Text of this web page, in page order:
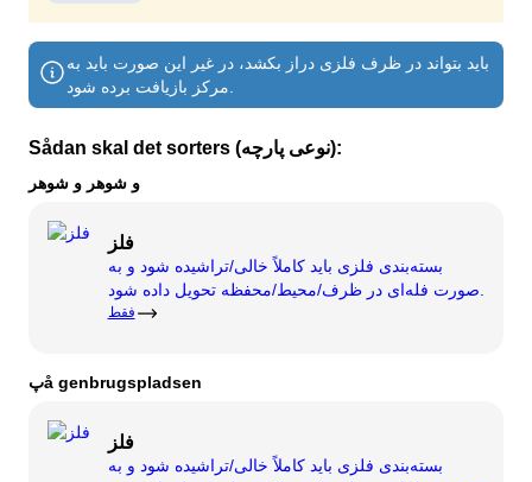
کمپوست
تخریب و نوسازی
درباره
ساعات کار
تعرفه زباله (خصوصی)
پیوند به مقررات زمین BRK
راهنمایی AT
سلف سرویس
با ما تماس بگیرید
شرکت BOFA
باید بتواند در ظرف فلزی دراز بکشد، در غیر این صورت باید به
Sådan skal det sorters (نوعی پارچه):
و شوهر و شوهر
فلز
بسته‌بندی فلزی باید کاملاً خالی/تراشیده شود و به
فقط
پå genbrugspladsen
فلز
بسته‌بندی فلزی باید کاملاً خالی/تراشیده شود و به